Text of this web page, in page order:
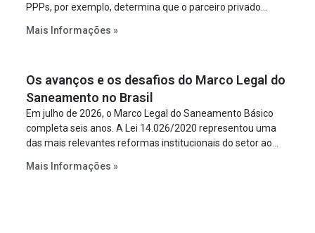
PPPs, por exemplo, determina que o parceiro privado
empreendimento. Ou seja, a suposta “fraude à licitação” é
projeto a projeto.
Mais Informações »
Os avanços e os desafios do Marco Legal do
Saneamento no Brasil
Em julho de 2026, o Marco Legal do Saneamento Básico
completa seis anos. A Lei 14.026/2020 representou uma
das mais relevantes reformas institucionais do setor ao
serviços, ampliar a participação da iniciativa privada,
Mais Informações »